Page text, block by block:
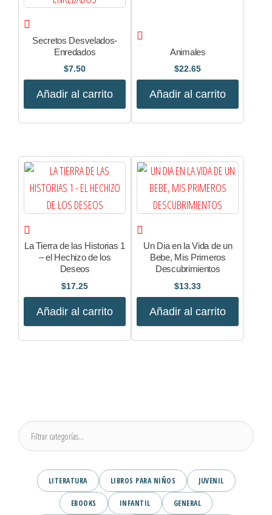
Secretos Desvelados-
Enredados
$7.50
Añadir al carrito
Animales
$22.65
Añadir al carrito
La Tierra de las Historias 1
– el Hechizo de los
Deseos
$17.25
Añadir al carrito
Un Dia en la Vida de un
Bebe, Mis Primeros
Descubrimientos
$13.33
Añadir al carrito
LITERATURA LIBROS PARA NIÑOS JUVENIL
EBOOKS INFANTIL GENERAL